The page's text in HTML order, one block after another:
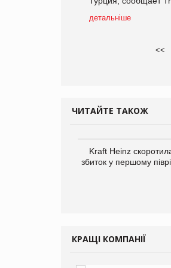
детальніше
<<
ЧИТАЙТЕ ТАКОЖ
Kraft Heinz
збиток у першому
КРАЩІ КОМПАНІЇ